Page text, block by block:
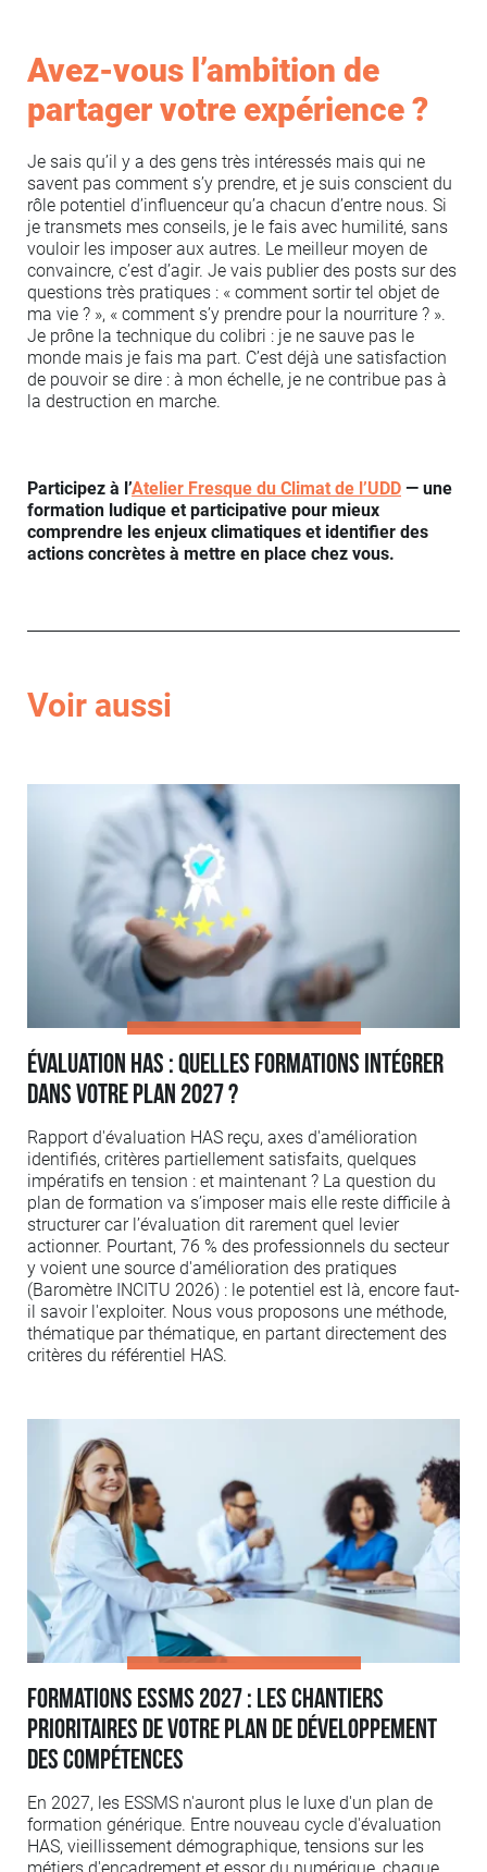
Avez-vous l’ambition de
partager votre expérience ?
Je sais qu’il y a des gens très intéressés mais qui ne
savent pas comment s’y prendre, et je suis conscient du
rôle potentiel d’influenceur qu’a chacun d’entre nous. Si
je transmets mes conseils, je le fais avec humilité, sans
vouloir les imposer aux autres. Le meilleur moyen de
convaincre, c’est d’agir. Je vais publier des posts sur des
questions très pratiques : « comment sortir tel objet de
ma vie ? », « comment s’y prendre pour la nourriture ? ».
Je prône la technique du colibri : je ne sauve pas le
monde mais je fais ma part. C’est déjà une satisfaction
de pouvoir se dire : à mon échelle, je ne contribue pas à
la destruction en marche.
Participez à l’Atelier Fresque du Climat de l’UDD — une
formation ludique et participative pour mieux
comprendre les enjeux climatiques et identifier des
actions concrètes à mettre en place chez vous.
Voir aussi
Évaluation HAS : quelles formations intégrer
dans votre plan 2027 ?
Rapport d'évaluation HAS reçu, axes d'amélioration
identifiés, critères partiellement satisfaits, quelques
impératifs en tension : et maintenant ? La question du
plan de formation va s’imposer mais elle reste difficile à
structurer car l’évaluation dit rarement quel levier
actionner. Pourtant, 76 % des professionnels du secteur
y voient une source d'amélioration des pratiques
(Baromètre INCITU 2026) : le potentiel est là, encore faut-
il savoir l'exploiter. Nous vous proposons une méthode,
thématique par thématique, en partant directement des
critères du référentiel HAS.
Formations ESSMS 2027 : les chantiers
prioritaires de votre plan de développement
des compétences
En 2027, les ESSMS n'auront plus le luxe d'un plan de
formation générique. Entre nouveau cycle d'évaluation
HAS, vieillissement démographique, tensions sur les